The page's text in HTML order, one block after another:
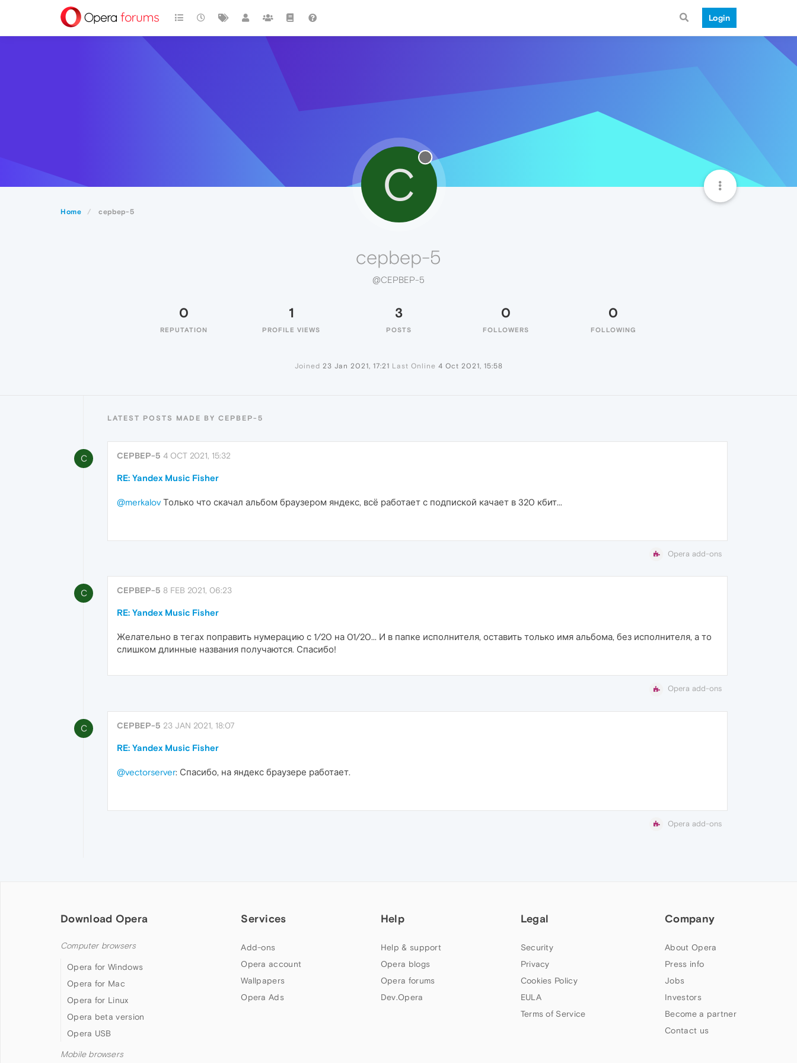
Login
Home cepbep-5
C
cepbep-5
@CEPBEP-5
0
REPUTATION
1
PROFILE VIEWS
3
POSTS
0
FOLLOWERS
0
FOLLOWING
Joined 23 Jan 2021, 17:21 Last Online 4 Oct 2021, 15:58
LATEST POSTS MADE BY CEPBEP-5
C CEPBEP-5 4 OCT 2021, 15:32
RE: Yandex Music Fisher
@merkalov Только что скачал альбом браузером яндекс, всё работает с подпиской качает в 320 кбит...
Opera add-ons
C CEPBEP-5 8 FEB 2021, 06:23
RE: Yandex Music Fisher
Желательно в тегах поправить нумерацию с 1/20 на 01/20... И в папке исполнителя, оставить только имя альбома, без исполнителя, а то
слишком длинные названия получаются. Спасибо!
Opera add-ons
C CEPBEP-5 23 JAN 2021, 18:07
RE: Yandex Music Fisher
@vectorserver: Спасибо, на яндекс браузере работает.
Opera add-ons
Download Opera
Computer browsers
Opera for Windows
Opera for Mac
Opera for Linux
Opera beta version
Opera USB
Mobile browsers
Services
Add-ons
Opera account
Wallpapers
Opera Ads
Help
Help & support
Opera blogs
Opera forums
Dev.Opera
Legal
Security
Privacy
Cookies Policy
EULA
Terms of Service
Company
About Opera
Press info
Jobs
Investors
Become a partner
Contact us